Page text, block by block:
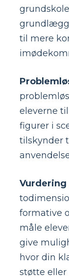
til mere
eleverne
figurer i
tilskynder
Vurdering
formative
måle
give
hvor din
støtte eller